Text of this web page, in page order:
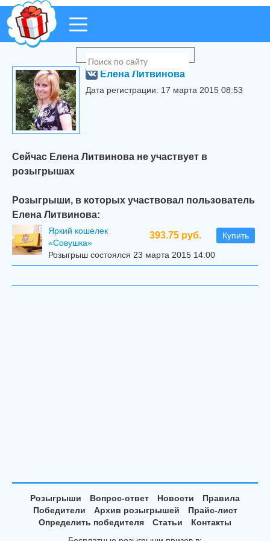
Елена Литвинова
Дата регистрации: 17 марта 2015 08:53
Сейчас Елена Литвинова не участвует в
розыгрышах
Розыгрыши, в которых участвовал пользователь
Елена Литвинова:
393.75 руб. Купить
Яркий кошелек
«Совушка»
Розыгрыш состоялся 23 марта 2015 14:00
Розыгрыши Вопрос-ответ Новости
Правила
Победители
Архив розыгрышей
Прайс-лист
Определить победителя
Статьи
Контакты